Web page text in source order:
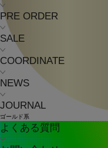
PRE ORDER
SALE
COORDINATE
NEWS
JOURNAL
よくある質問
ゴールド系